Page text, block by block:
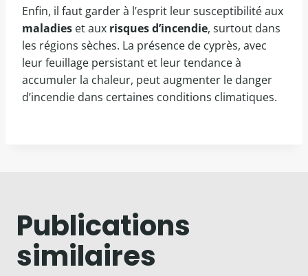
Enfin, il faut garder à l’esprit leur susceptibilité aux
maladies et aux risques d’incendie, surtout dans
les régions sèches. La présence de cyprès, avec
leur feuillage persistant et leur tendance à
accumuler la chaleur, peut augmenter le danger
d’incendie dans certaines conditions climatiques.
Publications
similaires